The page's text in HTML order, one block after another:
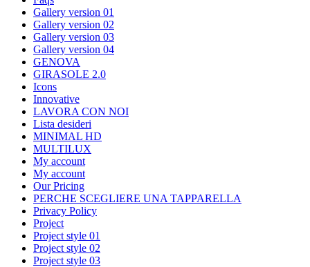
Gallery version 01
Gallery version 02
Gallery version 03
Gallery version 04
GENOVA
GIRASOLE 2.0
Icons
Innovative
LAVORA CON NOI
Lista desideri
MINIMAL HD
MULTILUX
My account
My account
Our Pricing
PERCHE SCEGLIERE UNA TAPPARELLA
Privacy Policy
Project
Project style 01
Project style 02
Project style 03